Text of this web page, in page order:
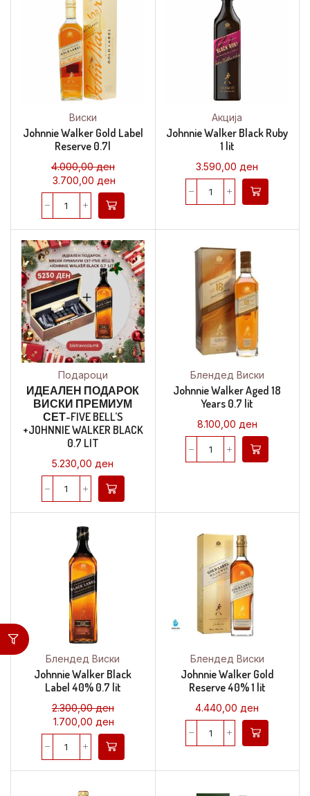
Виски
Johnnie Walker Gold Label
Reserve 0.7l
4.000,00ден
3.700,00 ден
Акција
Johnnie Walker Black Ruby
1 lit
3.590,00 ден
Подароци
ИДЕАЛЕН ПОДАРОК
ВИСКИ ПРЕМИУМ
СЕТ-FIVE BELL’S
+JOHNNIE WALKER BLACK
0.7 LIT
5.230,00 ден
Блендед Виски
Johnnie Walker Aged 18
Years 0.7 lit
8.100,00 ден
Блендед Виски
Johnnie Walker Black
Label 40% 0.7 lit
2.300,00ден
1.700,00 ден
Блендед Виски
Johnnie Walker Gold
Reserve 40% 1 lit
4.440,00 ден